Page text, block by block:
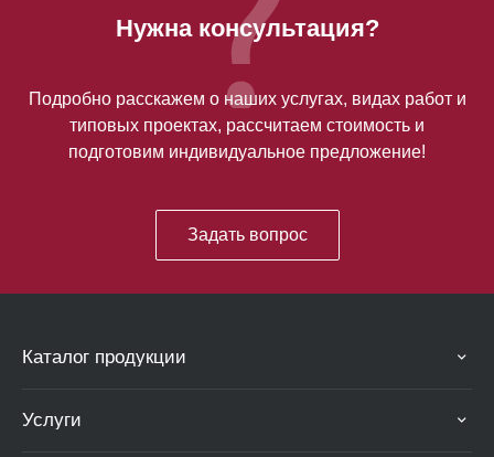
Нужна консультация?
Подробно расскажем о наших услугах, видах работ и
типовых проектах, рассчитаем стоимость и
подготовим индивидуальное предложение!
Задать вопрос
Каталог продукции
Услуги